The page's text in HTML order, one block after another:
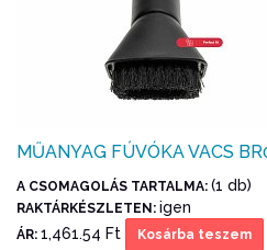
MŰANYAG FÚVÓKA VACS
A CSOMAGOLÁS TARTALMA: (1 db)
RAKTÁRKÉSZLETEN: igen
ÁR: 1,461.54 Ft Kosárba teszem